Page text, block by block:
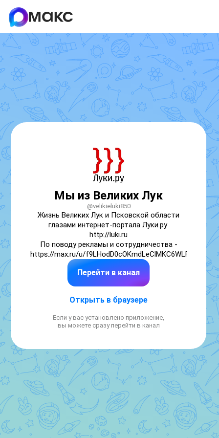
Мы из Великих Лук
@velikieluki850
Жизнь Великих Лук и Псковской области
глазами интернет-портала Луки.ру
http://luki.ru
По поводу рекламы и сотрудничества -
https://max.ru/u/
Перейти в канал
Открыть в браузере
Если у вас установлено приложение,
вы можете сразу перейти в канал